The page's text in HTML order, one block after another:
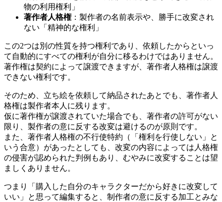
物の利用権利」
著作者人格権：製作者の名前表示や、勝手に改変され
ない「精神的な権利」
この2つは別の性質を持つ権利であり、依頼したからといっ
て自動的にすべての権利が自分に移るわけではありません。
著作権は契約によって譲渡できますが、著作者人格権は譲渡
できない権利です。
そのため、立ち絵を依頼して納品されたあとでも、著作者人
格権は製作者本人に残ります。
仮に著作権が譲渡されていた場合でも、著作者の許可がない
限り、製作者の意に反する改変は避けるのが原則です。
また、著作者人格権の不行使特約（「権利を行使しない」と
いう合意）があったとしても、改変の内容によっては人格権
の侵害が認められた判例もあり、むやみに改変することは望
ましくありません。
つまり「購入した自分のキャラクターだから好きに改変して
いい」と思って編集すると、制作者の意に反する加工とみな